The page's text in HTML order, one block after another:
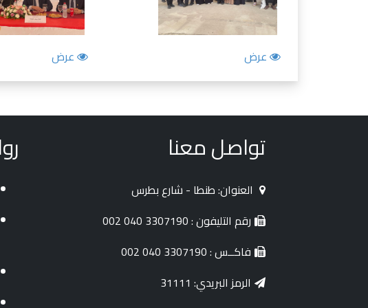
عرض عرض
تواصل معنا
العنوان: طنطا - شارع بطرس
رقم التليفون : 3307190 040 002
فاكــس : 3307190 040 002
الرمز البريدي: 31111